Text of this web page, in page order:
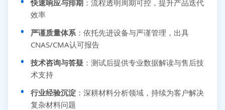
快速响应与排期 ：流程透明周期可控，提升产品迭代
效率
严谨质量体系 ：依托先进设备与严谨管理，出具
CNAS/CMA认可报告
技术咨询与答疑 ：测试后提供专业数据解读与售后技
术支持
行业经验沉淀 ：深耕材料分析领域，持续为客户解决
复杂材料问题